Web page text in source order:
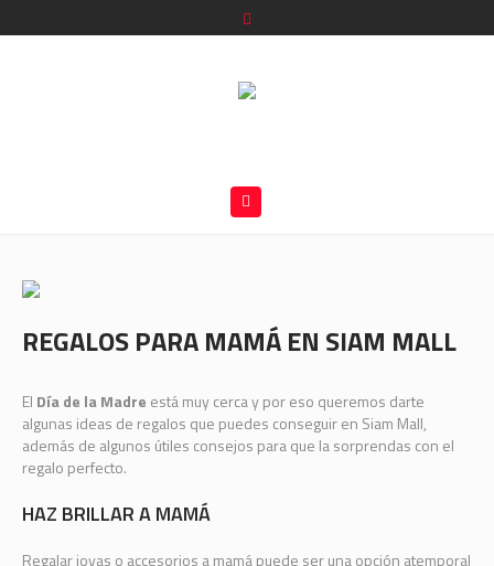
REGALOS PARA MAMÁ EN SIAM MALL
El Día de la Madre está muy cerca y por eso queremos darte
algunas ideas de regalos que puedes conseguir en Siam Mall,
además de algunos útiles consejos para que la sorprendas con el
regalo perfecto.
HAZ BRILLAR A MAMÁ
Regalar joyas o accesorios a mamá puede ser una opción atemporal